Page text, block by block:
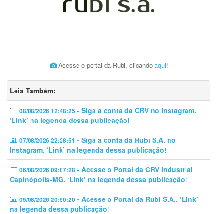
Acesse o portal da Rubi, clicando aqui!
Leia Também:
08/08/2026 12:48:25 - Siga a conta da CRV no Instagram.
‘Link’ na legenda dessa publicação!
07/08/2026 22:28:51 - Siga a conta da Rubi S.A. no
Instagram. ‘Link’ na legenda dessa publicação!
06/08/2026 09:07:28 - Acesse o Portal da CRV Industrial
Capinópolis-MG. ‘Link’ na legenda dessa publicação!
05/08/2026 20:50:20 - Acesse o Portal da Rubi S.A.. ‘Link’
na legenda dessa publicação!